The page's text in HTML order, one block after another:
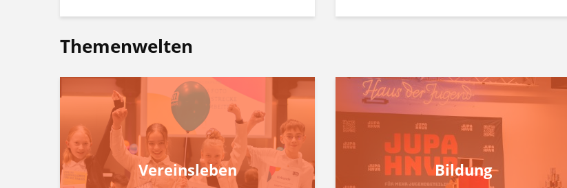
Themenwelten
Vereinsleben Bildung